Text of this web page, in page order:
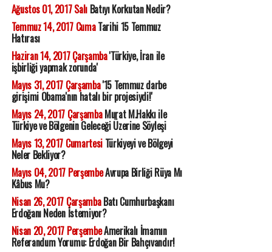
Ağustos 01, 2017 SalıBatıyı Korkutan Nedir?
Temmuz 14, 2017 CumaTarihi 15 Temmuz
Hatırası
Haziran 14, 2017 Çarşamba'Türkiye, İran ile
işbirliği yapmak zorunda'
Mayıs 31, 2017 Çarşamba'15 Temmuz darbe
girişimi Obama'nın hatalı bir projesiydi!'
Mayıs 24, 2017 ÇarşambaMurat M.Hakkı ile
Türkiye ve Bölgenin Geleceği Üzerine Söyleşi
Mayıs 13, 2017 CumartesiTürkiyeyi ve Bölgeyi
Neler Bekliyor?
Mayıs 04, 2017 PerşembeAvrupa Birliği Rüya Mı
Kâbus Mu?
Nisan 26, 2017 ÇarşambaBatı Cumhurbaşkanı
Erdoğanı Neden İstemiyor?
Nisan 20, 2017 PerşembeAmerikalı İmamın
Referandum Yorumu: Erdoğan Bir Bahçıvandır!